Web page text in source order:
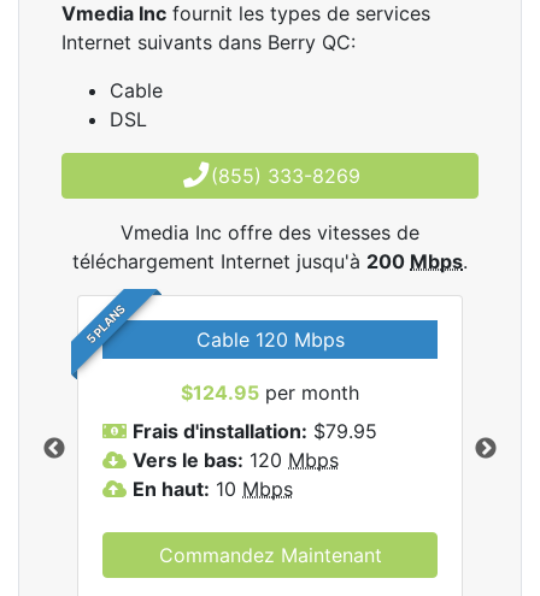
Vmedia Inc fournit les types de services
Internet suivants dans Berry QC:
Cable
DSL
(855) 333-8269
Vmedia Inc offre des vitesses de
téléchargement Internet jusqu'à 200 Mbps.
5 PLANS Cable 120 Mbps
$124.95 per month
Frais d'installation: $79.95
Vers le bas: 120 Mbps
En haut: 10 Mbps
Commandez Maintenant